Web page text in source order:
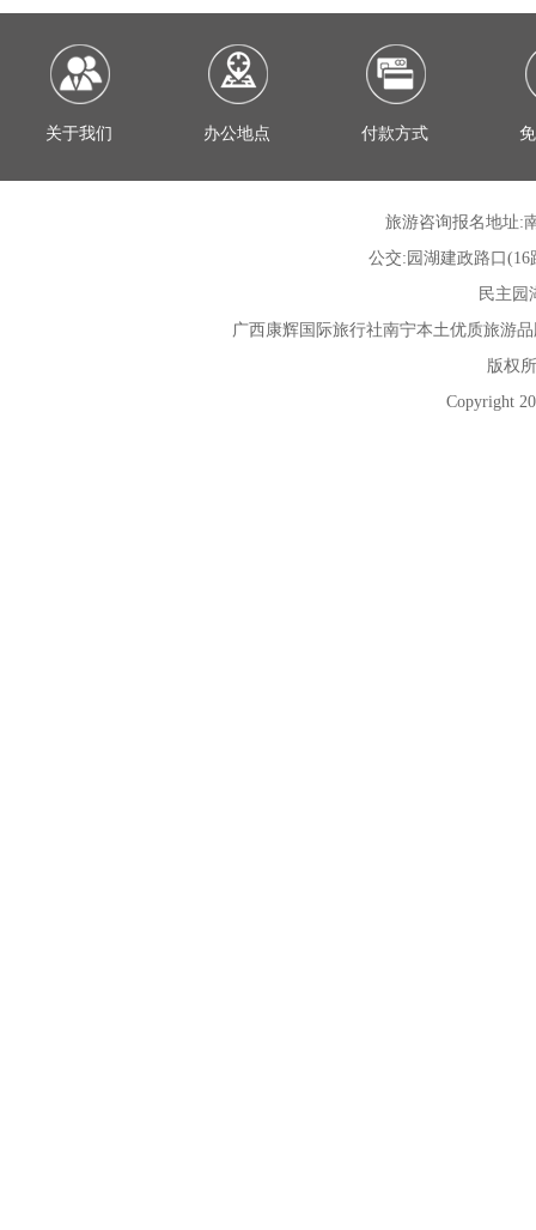
关于我们 办公地点 付款方式
旅游咨询报名地址:
公交:园湖建政路口(16
民主园
广西康辉国际旅行社南宁本土优质旅游
版权
Copyright